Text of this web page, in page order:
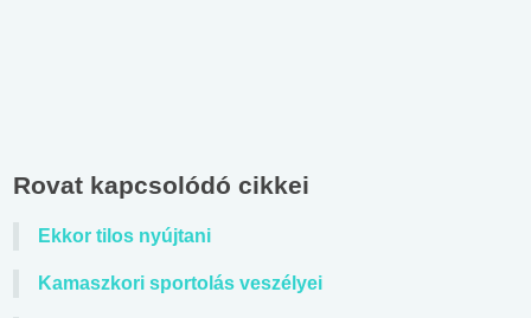
Rovat kapcsolódó cikkei
Ekkor tilos nyújtani
Kamaszkori sportolás veszélyei